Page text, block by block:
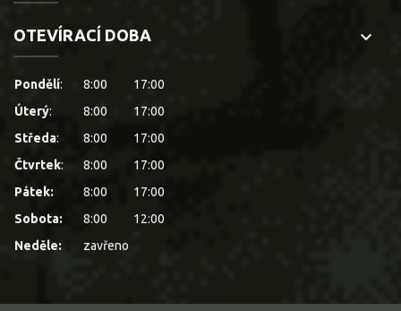
OTEVÍRACÍ DOBA keyboard_arrow_down
Pondělí: 8:00
17:00
Úterý: 8:00
17:00
Středa: 8:00
17:00
Čtvrtek: 8:00
17:00
Pátek:
8:00
17:00
Sobota:
8:00
12:00
Neděle:
zavřeno